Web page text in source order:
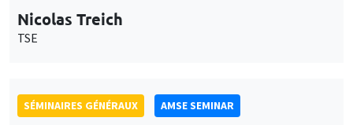
Nicolas Treich
TSE
SÉMINAIRES GÉNÉRAUX
AMSE SEMINAR